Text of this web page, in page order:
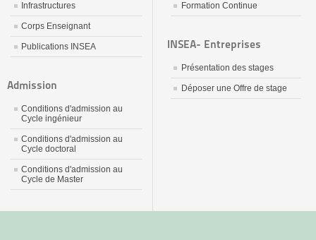
Infrastructures
Corps Enseignant
Publications INSEA
Admission
Conditions d'admission au
Cycle ingénieur
Conditions d'admission au
Cycle doctoral
Conditions d'admission au
Cycle de Master
Formation Continue
INSEA- Entreprises
Présentation des stages
Déposer une Offre de stage